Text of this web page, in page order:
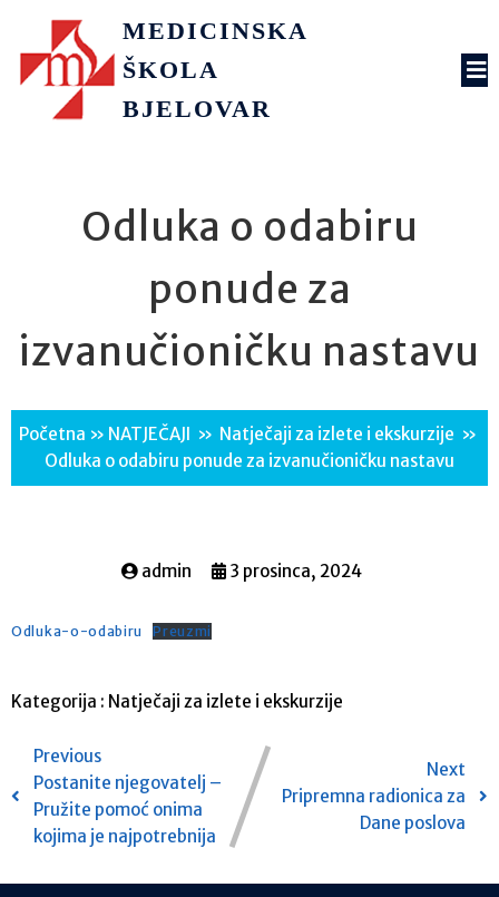
MEDICINSKA
ŠKOLA
BJELOVAR
Odluka o odabiru
ponude za
izvanučioničku nastavu
Početna » NATJEČAJI » Natječaji za izlete i ekskurzije »
Odluka o odabiru ponude za izvanučioničku nastavu
admin 3 prosinca, 2024
Odluka-o-odabiru Preuzmi
Kategorija : Natječaji za izlete i ekskurzije
Previous
Postanite njegovatelj –
Pružite pomoć onima
kojima je najpotrebnija
Next
Pripremna radionica za
Dane poslova